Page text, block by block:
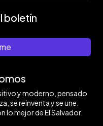
boletín
y moderno, pensado
se reinventa y se une.
lo mejor de El Salvador.